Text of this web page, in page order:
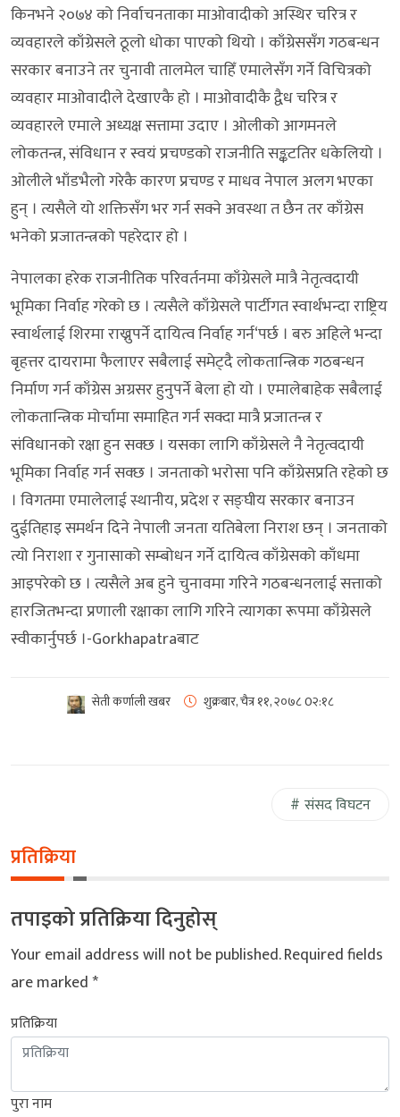
किनभने २०७४ को निर्वाचनताका माओवादीको अस्थिर चरित्र र
व्यवहारले काँग्रेसले ठूलो धोका पाएको थियो । काँग्रेससँग गठबन्धन
सरकार बनाउने तर चुनावी तालमेल चाहिँ एमालेसँग गर्ने विचित्रको
व्यवहार माओवादीले देखाएकै हो । माओवादीकै द्वैध चरित्र र
व्यवहारले एमाले अध्यक्ष सत्तामा उदाए । ओलीको आगमनले
लोकतन्त्र, संविधान र स्वयं प्रचण्डको राजनीति सङ्कटतिर धकेलियो ।
ओलीले भाँडभैलो गरेकै कारण प्रचण्ड र माधव नेपाल अलग भएका
हुन् । त्यसैले यो शक्तिसँग भर गर्न सक्ने अवस्था त छैन तर काँग्रेस
भनेको प्रजातन्त्रको पहरेदार हो ।
नेपालका हरेक राजनीतिक परिवर्तनमा काँग्रेसले मात्रै नेतृत्वदायी
भूमिका निर्वाह गरेको छ । त्यसैले काँग्रेसले पार्टीगत स्वार्थभन्दा राष्ट्रिय
स्वार्थलाई शिरमा राख्नुपर्ने दायित्व निर्वाह गर्न‘पर्छ । बरु अहिले भन्दा
बृहत्तर दायरामा फैलाएर सबैलाई समेट्दै लोकतान्त्रिक गठबन्धन
निर्माण गर्न काँग्रेस अग्रसर हुनुपर्ने बेला हो यो । एमालेबाहेक सबैलाई
लोकतान्त्रिक मोर्चामा समाहित गर्न सक्दा मात्रै प्रजातन्त्र र
संविधानको रक्षा हुन सक्छ । यसका लागि काँग्रेसले नै नेतृत्वदायी
भूमिका निर्वाह गर्न सक्छ । जनताको भरोसा पनि काँग्रेसप्रति रहेको छ
। विगतमा एमालेलाई स्थानीय, प्रदेश र सङ्घीय सरकार बनाउन
दुईतिहाइ समर्थन दिने नेपाली जनता यतिबेला निराश छन् । जनताको
त्यो निराशा र गुनासाको सम्बोधन गर्ने दायित्व काँग्रेसको काँधमा
आइपरेको छ । त्यसैले अब हुने चुनावमा गरिने गठबन्धनलाई सत्ताको
हारजितभन्दा प्रणाली रक्षाका लागि गरिने त्यागका रूपमा काँग्रेसले
स्वीकार्नुपर्छ ।-Gorkhapatraबाट
सेती कर्णाली खबर शुक्रबार, चैत्र ११, २०७८0२:१८
संसद विघटन
प्रतिक्रिया
तपाइको प्रतिक्रिया दिनुहोस्
Your email address will not be published.Required fields
are marked*
प्रतिक्रिया
पुरा नाम